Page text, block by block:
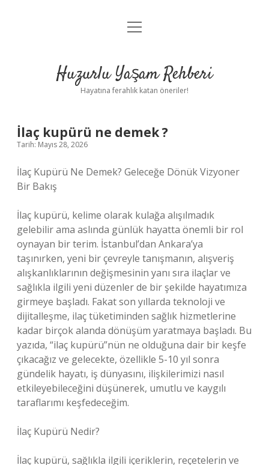
Anasayfa
Yasal Uyarı
menüyü
Huzurlu Yaşam Rehberi
Hayatına ferahlık katan öneriler!
İlaç kupürü ne demek ?
Tarih: Mayıs 28, 2026
İlaç Kupürü Ne Demek? Geleceğe Dönük Vizyoner
Bir Bakış
İlaç kupürü, kelime olarak kulağa alışılmadık
gelebilir ama aslında günlük hayatta önemli bir rol
oynayan bir terim. İstanbul’dan Ankara’ya
taşınırken, yeni bir çevreyle tanışmanın, alışveriş
alışkanlıklarının değişmesinin yanı sıra ilaçlar ve
sağlıkla ilgili yeni düzenler de bir şekilde hayatımıza
girmeye başladı. Fakat son yıllarda teknoloji ve
dijitalleşme, ilaç tüketiminden sağlık hizmetlerine
kadar birçok alanda dönüşüm yaratmaya başladı. Bu
yazıda, “ilaç kupürü”nün ne olduğuna dair bir keşfe
çıkacağız ve gelecekte, özellikle 5-10 yıl sonra
gündelik hayatı, iş dünyasını, ilişkilerimizi nasıl
etkileyebileceğini düşünerek, umutlu ve kaygılı
taraflarımı keşfedeceğim.
İlaç Kupürü Nedir?
İlaç kupürü, sağlıkla ilgili içeriklerin, reçetelerin ve